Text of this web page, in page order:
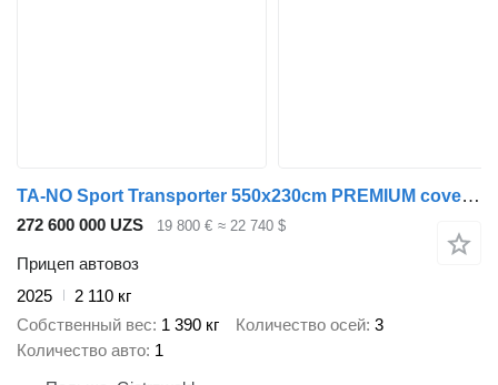
TA-NO Sport Transporter 550x230cm PREMIUM covered trailer
272 600 000 UZS 19 800 € ≈ 22 740 $
Прицеп автовоз
2025
2 110 кг
Собственный вес 1 390 кг Количество осей 3
Количество авто 1